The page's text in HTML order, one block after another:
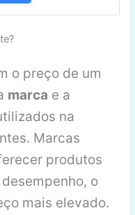
o preço de um
marca e a
na
Marcas
produtos
o
mais elevado.